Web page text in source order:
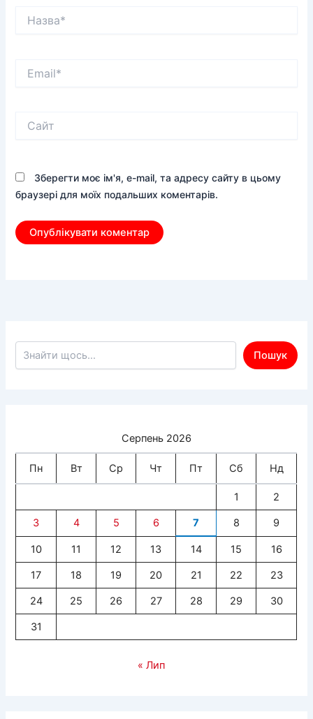
Зберегти моє ім'я, e-mail, та адресу сайту в цьому
браузері для моїх подальших коментарів.
Пошук по сайту
Пошук
Серпень 2026
Пн Вт Ср Чт Пт Сб Нд
1 2
3 4 5 6 7 8 9
10 11 12 13 14 15 16
17 18 19 20 21 22 23
24 25 26 27 28 29 30
31
« Лип